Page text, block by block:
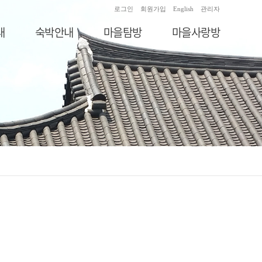
로그인 회원가입 English 관리자
숙박안내 마을탐방 마을사랑방